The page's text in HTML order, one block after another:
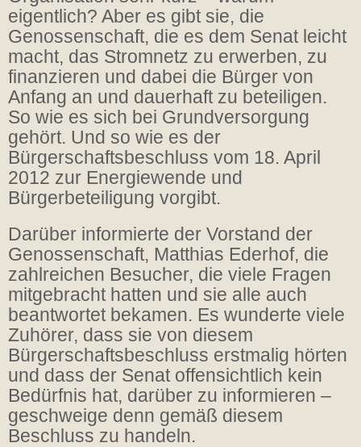
eigentlich? Aber es gibt sie, die
Genossenschaft, die es dem Senat leicht
macht, das Stromnetz zu erwerben, zu
finanzieren und dabei die Bürger von
Anfang an und dauerhaft zu beteiligen.
So wie es sich bei Grundversorgung
gehört. Und so wie es der
Bürgerschaftsbeschluss vom 18. April
2012 zur Energiewende und
Bürgerbeteiligung vorgibt.
Darüber informierte der Vorstand der
Genossenschaft, Matthias Ederhof, die
zahlreichen Besucher, die viele Fragen
mitgebracht hatten und sie alle auch
beantwortet bekamen. Es wunderte viele
Zuhörer, dass sie von diesem
Bürgerschaftsbeschluss erstmalig hörten
und dass der Senat offensichtlich kein
Bedürfnis hat, darüber zu informieren –
geschweige denn gemäß diesem
Beschluss zu handeln.